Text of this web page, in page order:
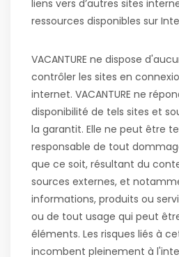
liens vers d’autres sites
ressources disponibles sur
VACANTURE ne dispose
contrôler les sites en
internet. VACANTURE ne
disponibilité de tels sites et
la garantit. Elle ne peut être
responsable de tout
que ce soit, résultant du
sources externes, et
informations, produits ou
ou de tout usage qui peut
éléments. Les risques liés à
incombent pleinement à